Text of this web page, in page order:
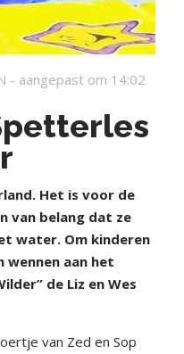
- aangepast om 14:02
Het is voor de
van belang dat ze
water. Om kinderen
wennen aan het
de Liz en Wes
van Zed en Sop